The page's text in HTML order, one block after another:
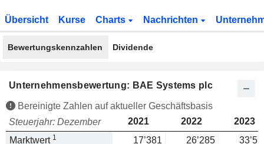
Übersicht Kurse Charts Nachrichten
Bewertungskennzahlen Dividende
Unternehmensbewertung: BAE Systems plc
Bereinigte Zahlen auf aktueller Geschäftsbasis
Steuerjahr: Dezember
2021 2022
2023
Marktwert 1 17’381 26’285